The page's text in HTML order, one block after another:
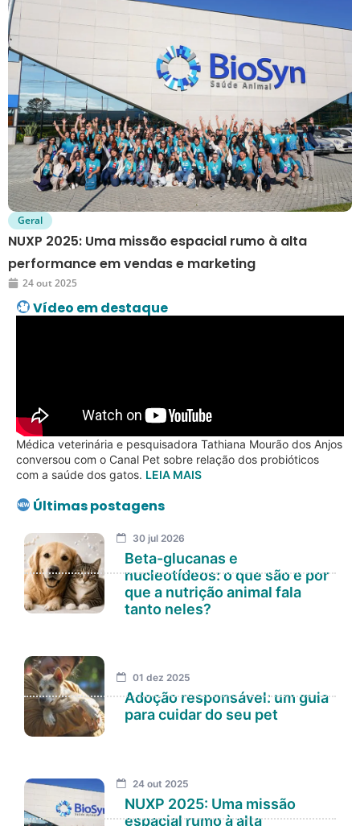
Geral
NUXP 2025: Uma missão espacial rumo à alta
performance em vendas e marketing
24 out 2025
Vídeo em destaque
Médica veterinária e pesquisadora Tathiana Mourão dos Anjos
conversou com o Canal Pet sobre relação dos probióticos
com a saúde dos gatos. LEIA MAIS
Últimas postagens
30 jul 2026
Beta-glucanas e
nucleotídeos: o que são e por
que a nutrição animal fala
tanto neles?
01 dez 2025
Adoção responsável: um guia
para cuidar do seu pet
24 out 2025
NUXP 2025: Uma missão
espacial rumo à alta